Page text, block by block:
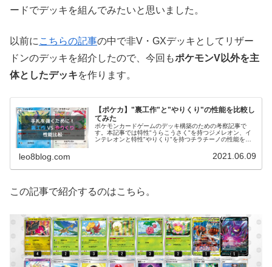
ードでデッキを組んでみたいと思いました。
以前に こちらの記事の中で非V・GXデッキとしてリザー
ドンのデッキを紹介したので、今回もポケモンV以外を主
体としたデッキを作ります。
【ポケカ】"裏工作"と"やりくり"の性能を比較し
てみた
ポケモンカードゲームのデッキ構築のための考察記事で
す。本記事では特性"うらこうさく"を持つジメレオン、イ
ンテレオンと特性"やりくり"を持つチラチーノの性能を比
leo8blog.com 2021.06.09
この記事で紹介するのはこちら。